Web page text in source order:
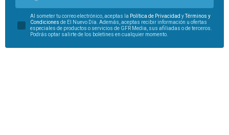
Al someter tu correo electrónico, aceptas la Política de Privacidad y
Términos y
Condiciones de El Nuevo Día. Además, aceptas recibir información u ofertas
especiales de productos o servicios de GFR Media, sus afiliadas o de terceros.
Podrás optar salirte de los boletines en cualquier momento.